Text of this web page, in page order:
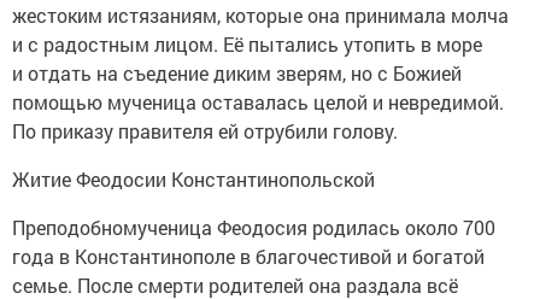
жестоким истязаниям, которые она принимала молча
и с радостным лицом. Её пытались утопить в море
и отдать на съедение диким зверям, но с Божией
помощью мученица оставалась целой и невредимой.
По приказу правителя ей отрубили голову.
Житие Феодосии Константинопольской
Преподобномученица Феодосия родилась около 700
года в Константинополе в благочестивой и богатой
семье. После смерти родителей она раздала всё